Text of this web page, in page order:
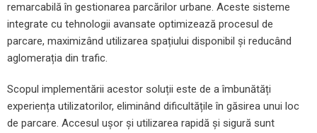
remarcabilă în gestionarea parcărilor urbane. Aceste sisteme
integrate cu tehnologii avansate optimizează procesul de
parcare, maximizând utilizarea spațiului disponibil și reducând
aglomerația din trafic.
Scopul implementării acestor soluții este de a îmbunătăți
experiența utilizatorilor, eliminând dificultățile în găsirea unui loc
de parcare. Accesul ușor și utilizarea rapidă și sigură sunt